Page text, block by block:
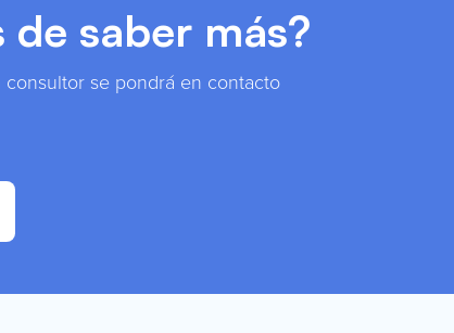
de saber más?
se pondrá en contacto